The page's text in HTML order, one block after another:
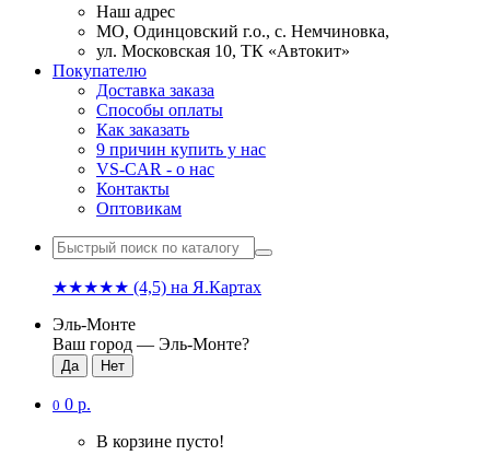
Наш адрес
МО, Одинцовский г.о., с. Немчиновка,
ул. Московская 10, ТК «Автокит»
Покупателю
Доставка заказа
Способы оплаты
Как заказать
9 причин купить у нас
VS-CAR - о нас
Контакты
Оптовикам
★★★★★ (4,5) на Я.Картах
Эль-Монте
Ваш город — Эль-Монте?
0 0 р.
В корзине пусто!